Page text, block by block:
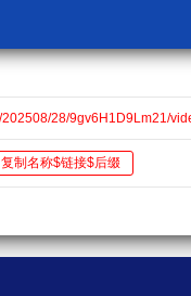
28/9gv6H1D9Lm21/
复制名称$链接$后缀